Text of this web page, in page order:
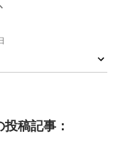
稿記事：